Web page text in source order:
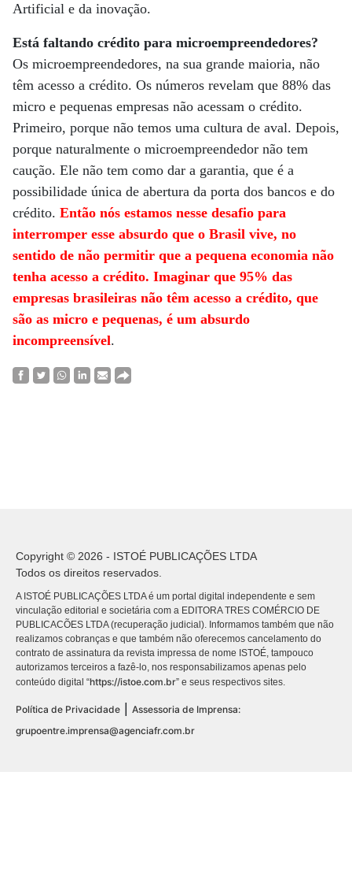
Artificial e da inovação.
Está faltando crédito para microempreendedores?
Os microempreendedores, na sua grande maioria, não
têm acesso a crédito. Os números revelam que 88% das
micro e pequenas empresas não acessam o crédito.
Primeiro, porque não temos uma cultura de aval. Depois,
porque naturalmente o microempreendedor não tem
caução. Ele não tem como dar a garantia, que é a
possibilidade única de abertura da porta dos bancos e do
crédito. Então nós estamos nesse desafio para
interromper esse absurdo que o Brasil vive, no
sentido de não permitir que a pequena economia não
tenha acesso a crédito. Imaginar que 95% das
empresas brasileiras não têm acesso a crédito, que
são as micro e pequenas, é um absurdo
incompreensível.
Copyright © 2026 - ISTOÉ PUBLICAÇÕES LTDA
Todos os direitos reservados.
A ISTOÉ PUBLICAÇÕES LTDA é um portal digital independente e sem
vinculação editorial e societária com a EDITORA TRES COMÉRCIO DE
PUBLICACÕES LTDA (recuperação judicial). Informamos também que não
realizamos cobranças e que também não oferecemos cancelamento do
contrato de assinatura da revista impressa de nome ISTOÉ, tampouco
autorizamos terceiros a fazê-lo, nos responsabilizamos apenas pelo
conteúdo digital “https://istoe.com.br” e seus respectivos sites.
Política de Privacidade
Assessoria de Imprensa:
grupoentre.imprensa@agenciafr.com.br